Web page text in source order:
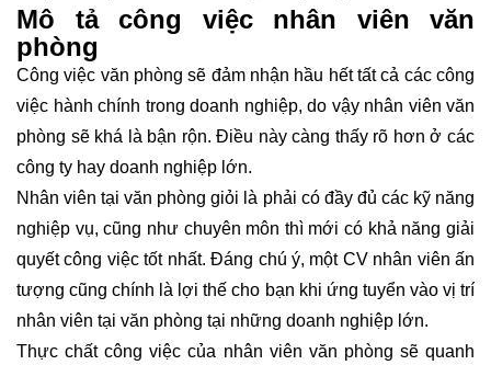
Mô tả công việc nhân viên văn
phòng
Công việc văn phòng sẽ đảm nhận hầu hết tất cả các công
việc hành chính trong doanh nghiệp, do vậy nhân viên văn
phòng sẽ khá là bận rộn. Điều này càng thấy rõ hơn ở các
công ty hay doanh nghiệp lớn.
Nhân viên tại văn phòng giỏi là phải có đầy đủ các kỹ năng
nghiệp vụ, cũng như chuyên môn thì mới có khả năng giải
quyết công việc tốt nhất. Đáng chú ý, một CV nhân viên ấn
tượng cũng chính là lợi thế cho bạn khi ứng tuyển vào vị trí
nhân viên tại văn phòng tại những doanh nghiệp lớn.
Thực chất công việc của nhân viên văn phòng sẽ quanh